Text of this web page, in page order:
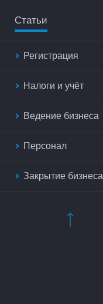
Статьи
Регистрация
Налоги и учёт
Ведение бизнеса
Персонал
Закрытие бизнеса